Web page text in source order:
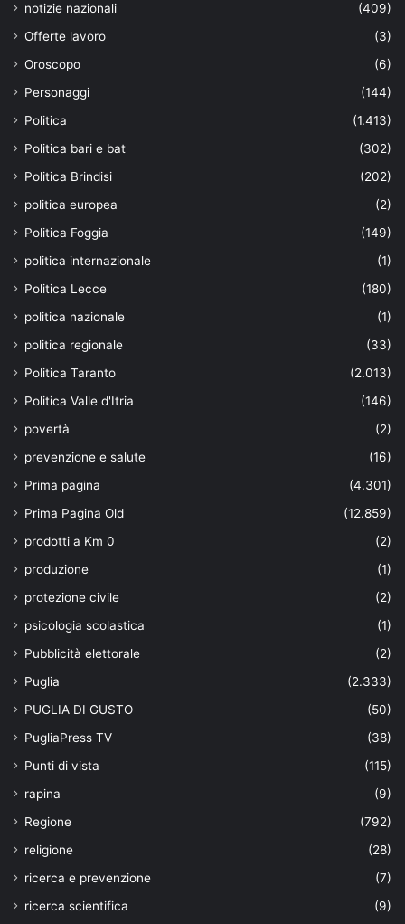
notizie nazionali
(409)
Offerte lavoro
(3)
Oroscopo
(6)
Personaggi
(144)
Politica
(1.413)
Politica bari e bat
(302)
Politica Brindisi
(202)
politica europea
(2)
Politica Foggia
(149)
politica internazionale
(1)
Politica Lecce
(180)
politica nazionale
(1)
politica regionale
(33)
Politica Taranto
(2.013)
Politica Valle d'Itria
(146)
povertà
(2)
prevenzione e salute
(16)
Prima pagina
(4.301)
Prima Pagina Old
(12.859)
prodotti a Km 0
(2)
produzione
(1)
protezione civile
(2)
psicologia scolastica
(1)
Pubblicità elettorale
(2)
Puglia
(2.333)
PUGLIA DI GUSTO
(50)
PugliaPress TV
(38)
Punti di vista
(115)
rapina
(9)
Regione
(792)
religione
(28)
ricerca e prevenzione
(7)
ricerca scientifica
(9)